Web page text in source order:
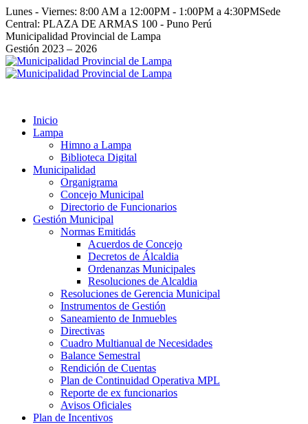
Saltar
al
contenido
Lunes - Viernes: 8:00 AM a 12:00PM - 1:00PM a 4:30PMSede
Central: PLAZA DE ARMAS 100 - Puno Perú
Facebook
page
opens
in
Instagram
page
opens
in
YouTube
page
opens
in
Twitter
page
opens
in
Municipalidad Provincial de Lampa
Gestión 2023 – 2026
Inicio
Lampa
Himno a Lampa
Biblioteca Digital
Municipalidad
Organigrama
Concejo Municipal
Directorio de Funcionarios
Gestión Municipal
Normas Emitidás
Acuerdos de Concejo
Decretos de Álcaldia
Ordenanzas Municipales
Resoluciones de Alcaldia
Resoluciones de Gerencia Municipal
Instrumentos de Gestión
Saneamiento de Inmuebles
Directivas
Cuadro Multianual de Necesidades
Balance Semestral
Rendición de Cuentas
Plan de Continuidad Operativa MPL
Reporte de ex funcionarios
Avisos Oficiales
Plan de Incentivos